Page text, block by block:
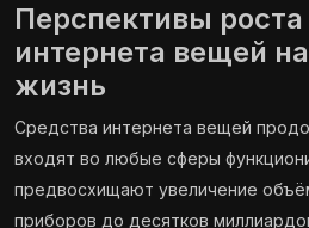
Перспективы
интернета вещей
жизнь
Средства интернета вещей
входят во любые сферы
предвосхищают увеличение
приборов до десятков